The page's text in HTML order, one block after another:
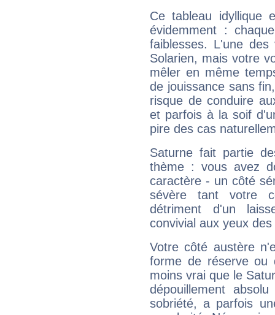
Ce tableau idyllique
évidemment :
faiblesses. L'une
Solarien, mais votre
mêler en même
de jouissance sans
risque de conduire
et parfois à la soif
pire des cas
Saturne fait partie
thème : vous avez
caractère - un côté
sévère tant votre
détriment d'un
convivial aux yeux
Votre côté austère
forme de réserve
moins vrai que le
dépouillement
sobriété, a parfois